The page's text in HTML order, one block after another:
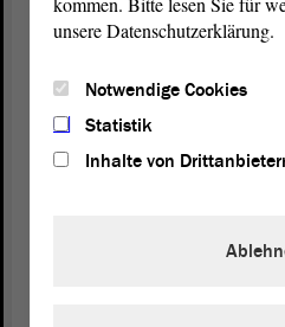
demAntrag. - Vielen Dank.
Kosmehl, FDP)
unsere Datenschutzerklärung.
Notwendige Cookies
Statistik
Inhalte von